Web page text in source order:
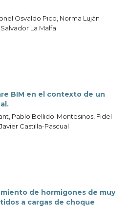
Osvaldo Pico, Norma Luján
La Malfa
BIM en el contexto de un
Pablo Bellido-Montesinos, Fidel
Castilla-Pascual
de hormigones de muy
a cargas de choque